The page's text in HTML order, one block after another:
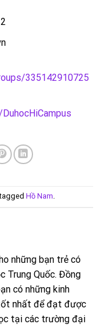
335142910725
Hồ Nam.
những bạn trẻ có
Trung Quốc. Đồng
có những kinh
nhất để đạt được
tại các trường đại